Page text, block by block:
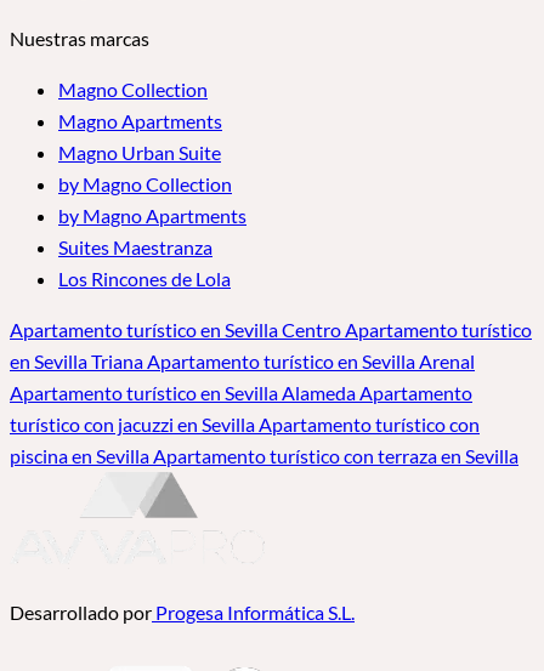
Nuestras marcas
Magno Collection
Magno Apartments
Magno Urban Suite
by Magno Collection
by Magno Apartments
Suites Maestranza
Los Rincones de Lola
Apartamento turístico en Sevilla Centro Apartamento turístico
en Sevilla Triana Apartamento turístico en Sevilla Arenal
Apartamento turístico en Sevilla Alameda Apartamento
turístico con jacuzzi en Sevilla Apartamento turístico con
piscina en Sevilla Apartamento turístico con terraza en Sevilla
Desarrollado por Progesa Informática S.L.